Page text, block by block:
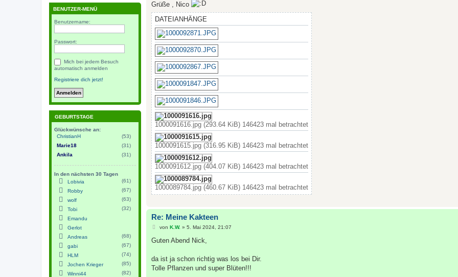
Grüße , Nico
DATEIANHÄNGE
1000091616.jpg (293.64 KiB) 146423 mal betrachtet
1000091615.jpg (316.95 KiB) 146423 mal betrachtet
1000091612.jpg (404.07 KiB) 146423 mal betrachtet
1000089784.jpg (460.67 KiB) 146423 mal betrachtet
Re: Meine Kakteen
B
i
a
von K.W. » 5. Mai 2024, 21:07
Guten Abend Nick,
da ist ja schon richtig was los bei Dir.
Tolle Pflanzen und super Blüten!!!
BENUTZER-MENÜ
Benutzername:
Passwort:
Mich bei jedem Besuch
automatisch anmelden
Registriere dich jetzt!
GEBURTSTAGE
Glückwünsche an:
ChristianH
(53)
Marie18
(31)
Ankila
(31)
In den nächsten 30 Tagen
Lobivia
(61)
Robby
(67)
wolf
(63)
Tobi
(32)
Emandu
Gerlot
Andreas
(68)
gabi
(67)
HLM
(74)
Jochen Krieger
(85)
Winni44
(82)